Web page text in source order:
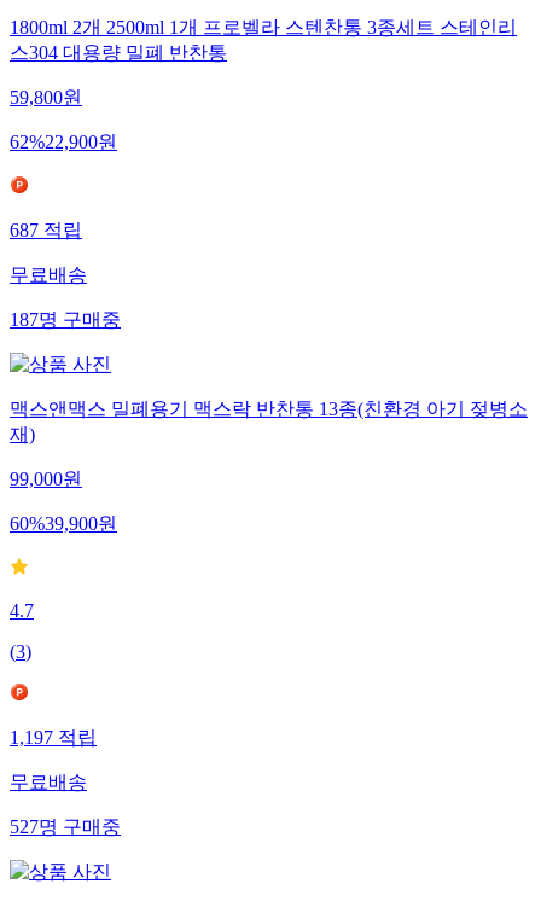
1800ml 2개 2500ml 1개 프로벨라 스텐찬통 3종세트 스테인리
스304 대용량 밀폐 반찬통
59,800원
62%22,900원
687 적립
무료배송
187명 구매중
맥스앤맥스 밀폐용기 맥스락 반찬통 13종(친환경 아기 젖병소
재)
99,000원
60%39,900원
4.7
(3)
1,197 적립
무료배송
527명 구매중